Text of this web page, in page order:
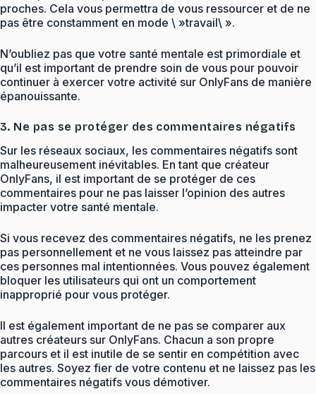
proches. Cela vous permettra de vous ressourcer et de ne
pas être constamment en mode \ »travail\ ».
N’oubliez pas que votre santé mentale est primordiale et
qu’il est important de prendre soin de vous pour pouvoir
continuer à exercer votre activité sur OnlyFans de manière
épanouissante.
3. Ne pas se protéger des commentaires négatifs
Sur les réseaux sociaux, les commentaires négatifs sont
malheureusement inévitables. En tant que créateur
OnlyFans, il est important de se protéger de ces
commentaires pour ne pas laisser l’opinion des autres
impacter votre santé mentale.
Si vous recevez des commentaires négatifs, ne les prenez
pas personnellement et ne vous laissez pas atteindre par
ces personnes mal intentionnées. Vous pouvez également
bloquer les utilisateurs qui ont un comportement
inapproprié pour vous protéger.
Il est également important de ne pas se comparer aux
autres créateurs sur OnlyFans. Chacun a son propre
parcours et il est inutile de se sentir en compétition avec
les autres. Soyez fier de votre contenu et ne laissez pas les
commentaires négatifs vous démotiver.